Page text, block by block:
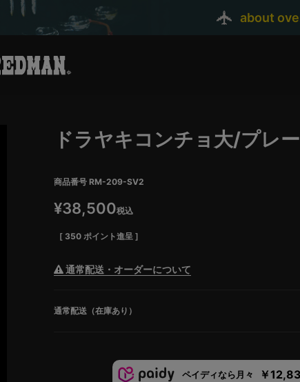
about
ドラヤキコンチョ大/プレ
商品番号 RM-209-SV2
¥38,500税込
[ 350 ポイント進呈 ]
通常配送・オーダーについて
通常配送（在庫あり）
ペイディなら月々 ￥